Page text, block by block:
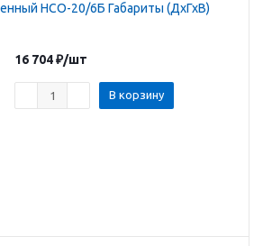
HCO-20/6Б Габариты (ДхГхВ)
16 704₽/шт
В корзину